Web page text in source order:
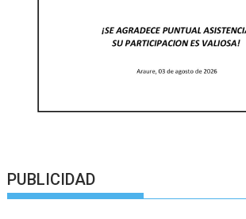
PUBLICIDAD